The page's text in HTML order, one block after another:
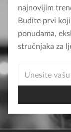
najnovijim
Budite prvi
ponudama,
stručnjaka za
EMAIL